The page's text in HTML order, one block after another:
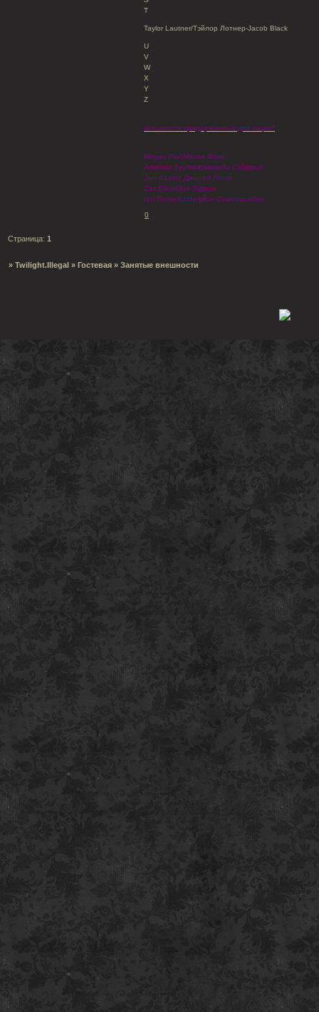
T
Taylor Lautner/Тэйлор Лотнер-Jacob Black
U
V
W
X
Y
Z
внешности придержанные для акции*
Megan Fox|Меган Фокс
Amanda Seyfried|Аманда Сэйфрид
Jared Leto| Джаред Лето
Zac Efron|Зак Эфрон
Ian Somerhalder|Йон Сомерхолдер
0
Страница: 1
» Twilight.Illegal » Гостевая » Занятые внешности